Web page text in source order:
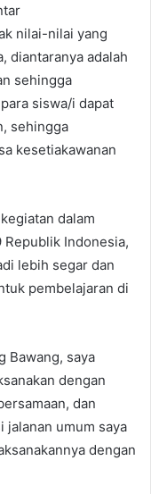
nilai-nilai yang
diantaranya adalah
sehingga
siswa/i dapat
sehingga
kesetiakawanan
dalam
Indonesia,
lebih segar dan
pembelajaran di
Bawang, saya
dengan
dan
jalanan umum saya
dengan